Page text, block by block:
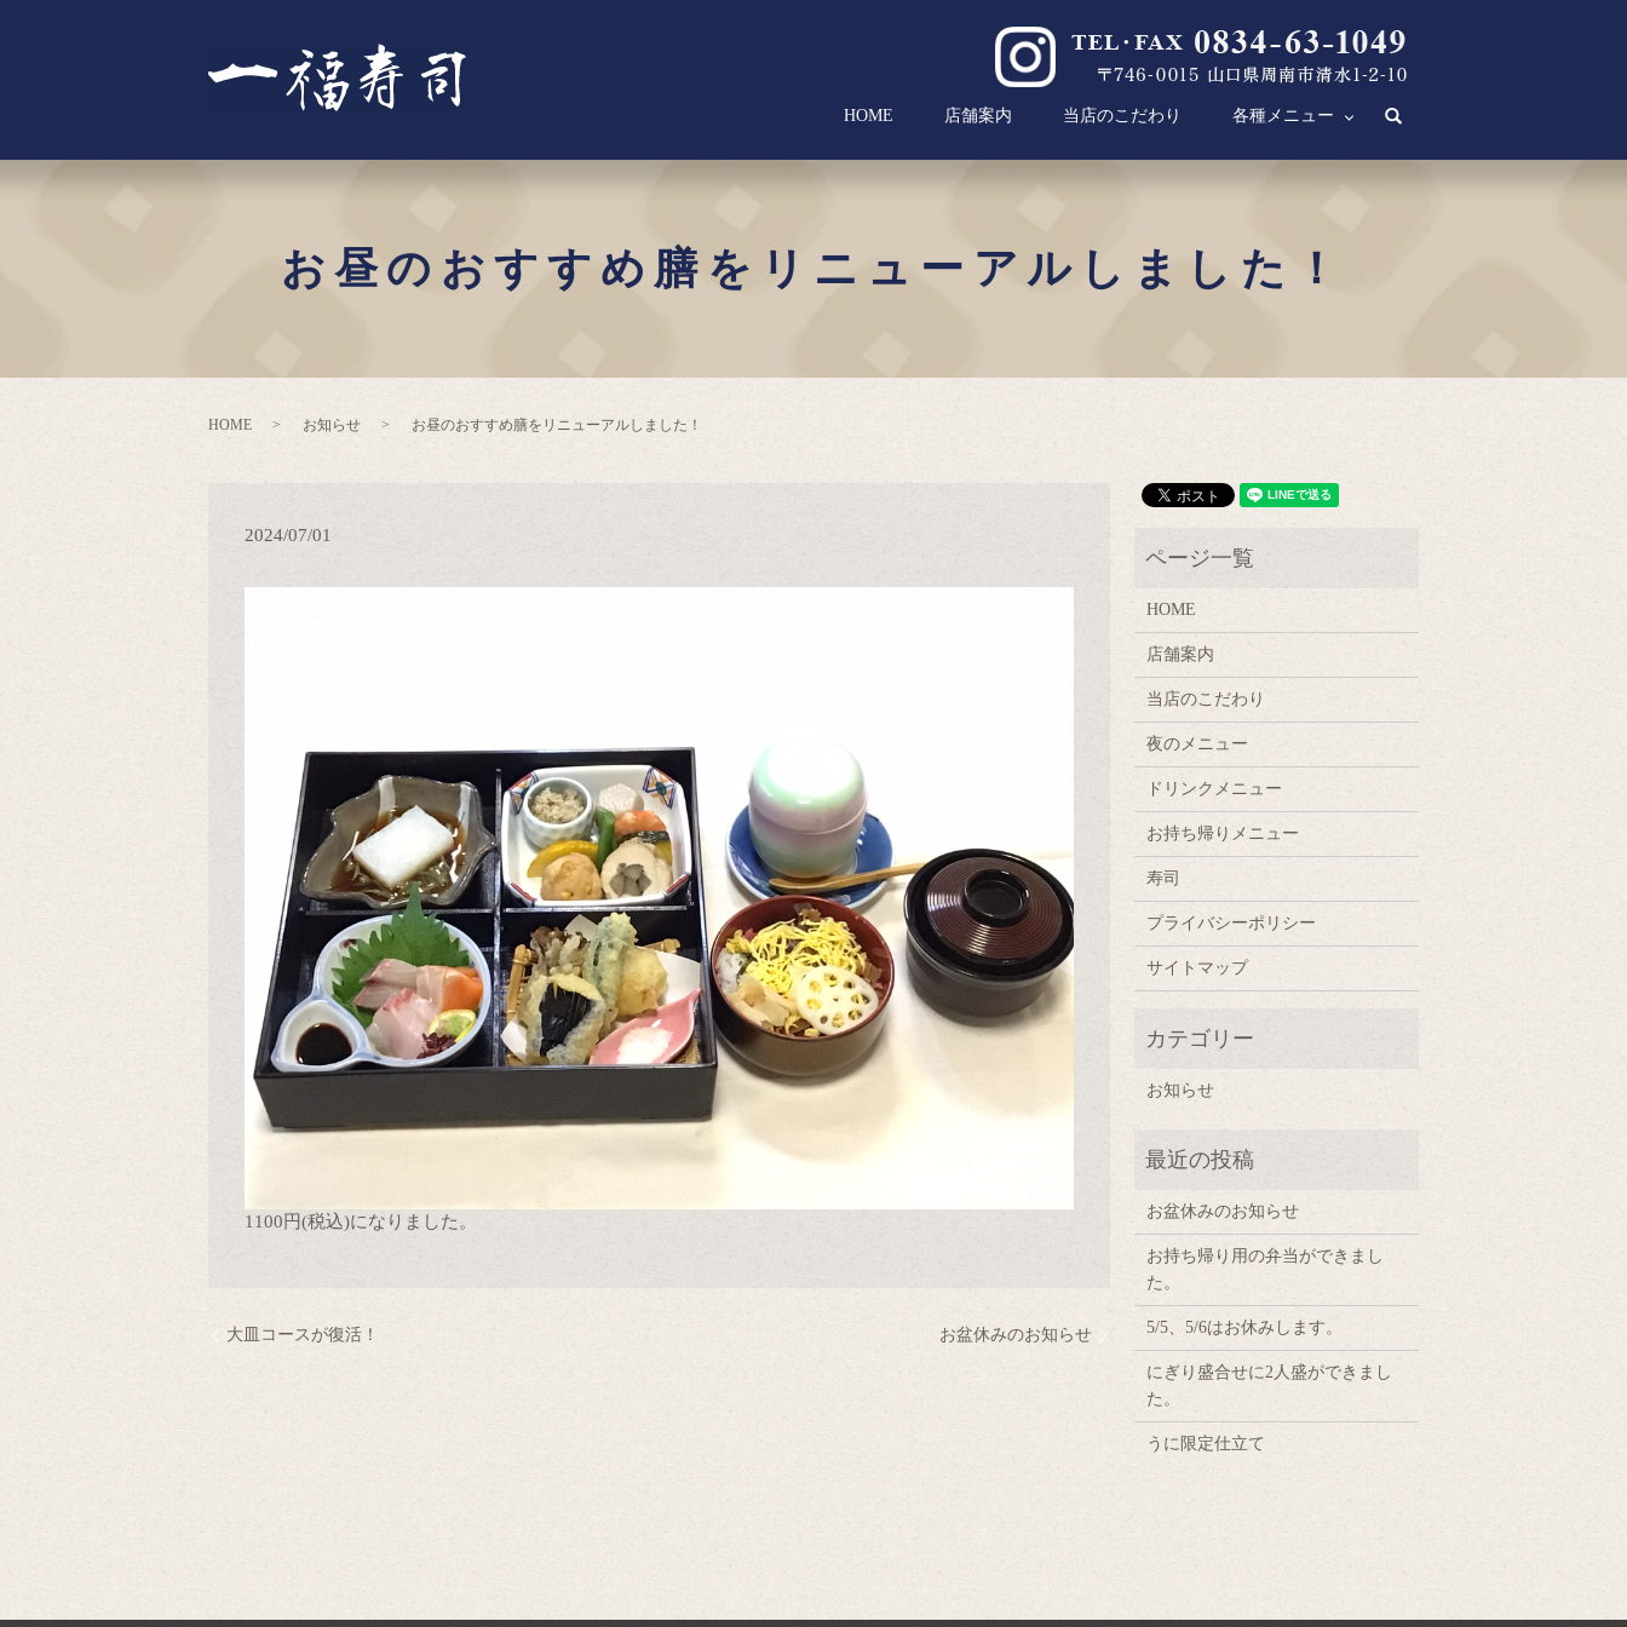
HOME 店舗案内 当店のこだわり 各種メニュー search
お昼のおすすめ膳をリニューアルしました！
HOME お知らせ お昼のおすすめ膳をリニューアルしました！
2024/07/01
1100円(税込)になりました。
大皿コースが復活！ お盆休みのお知らせ
HOME
店舗案内
当店のこだわり
夜のメニュー
ドリンクメニュー
お持ち帰りメニュー
寿司
プライバシーポリシー
サイトマップ
お知らせ
お盆休みのお知らせ
お持ち帰り用の弁当ができまし
た。
5/5、5/6はお休みします。
にぎり盛合せに2人盛ができまし
た。
うに限定仕立て